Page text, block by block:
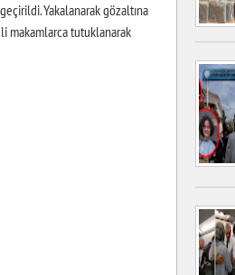
Yakalanarak gözaltına
makamlarca tutuklanarak